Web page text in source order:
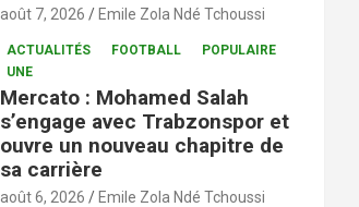
août 7, 2026 Emile Zola Ndé Tchoussi
ACTUALITÉS FOOTBALL
POPULAIRE
UNE
Mercato : Mohamed Salah
s’engage avec Trabzonspor et
ouvre un nouveau chapitre de
sa carrière
août 6, 2026 Emile Zola Ndé Tchoussi